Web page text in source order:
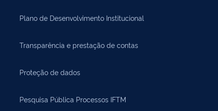
Plano de Desenvolvimento Institucional
Transparência e prestação de contas
Proteção de dados
Pesquisa Pública Processos IFTM